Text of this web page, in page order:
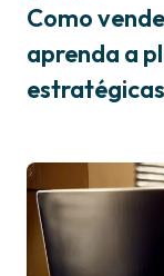
Como
aprenda a